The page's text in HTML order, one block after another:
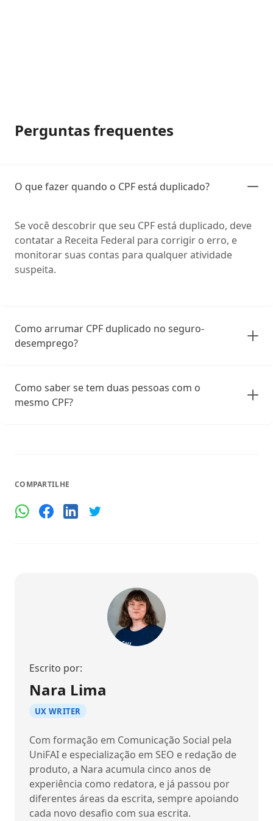
Perguntas frequentes
O que fazer quando o CPF está duplicado?
Se você descobrir que seu CPF está duplicado, deve
contatar a Receita Federal para corrigir o erro, e
monitorar suas contas para qualquer atividade
suspeita.
Como arrumar CPF duplicado no seguro-
desemprego?
Como saber se tem duas pessoas com o
mesmo CPF?
COMPARTILHE
Escrito por:
Nara Lima
UX WRITER
Com formação em Comunicação Social pela
UniFAI e especialização em SEO e redação de
produto, a Nara acumula cinco anos de
experiência como redatora, e já passou por
diferentes áreas da escrita, sempre apoiando
cada novo desafio com sua escrita.